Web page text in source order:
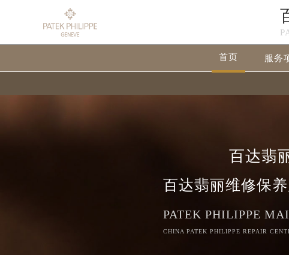
首页 服务
百达翡
百达翡丽维修保
PATEK PHILIPPE
CHINA PATEK PHILIPPE REPAIR